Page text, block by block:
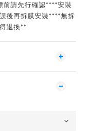
前請先行確認****安裝
後再拆膜安裝****無拆
退換**